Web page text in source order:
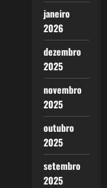
janeiro
2026
dezembro
2025
novembro
2025
outubro
2025
setembro
2025